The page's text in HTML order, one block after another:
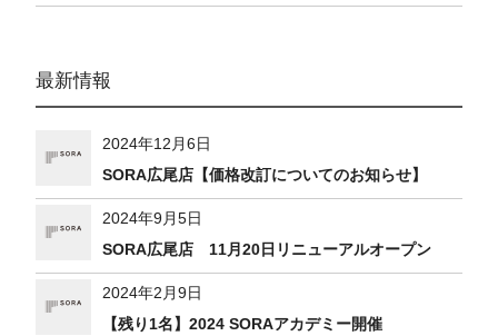
最新情報
2024年12月6日
SORA広尾店【価格改訂についてのお知らせ】
2024年9月5日
SORA広尾店 11月20日リニューアルオープン
2024年2月9日
【残り1名】2024 SORAアカデミー開催